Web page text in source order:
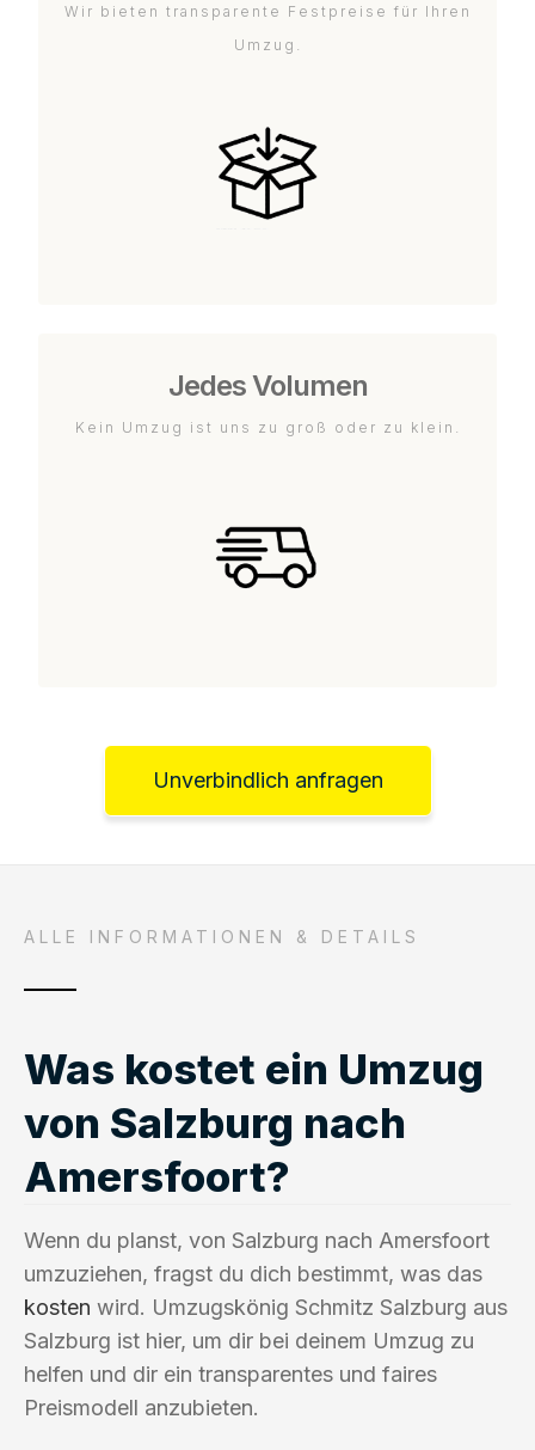
Wir bieten transparente Festpreise für Ihren
Umzug.
Jedes Volumen
Kein Umzug ist uns zu groß oder zu klein.
Unverbindlich anfragen
ALLE INFORMATIONEN & DETAILS
Was kostet ein Umzug
von Salzburg nach
Amersfoort?
Wenn du planst, von Salzburg nach Amersfoort
umzuziehen, fragst du dich bestimmt, was das
kosten wird. Umzugskönig Schmitz Salzburg aus
Salzburg ist hier, um dir bei deinem Umzug zu
helfen und dir ein transparentes und faires
Preismodell anzubieten.